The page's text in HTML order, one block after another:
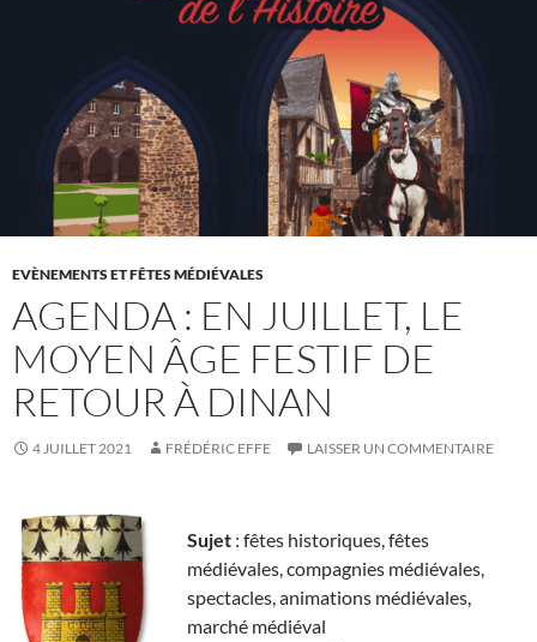
EVÈNEMENTS ET FÊTES MÉDIÉVALES
AGENDA : EN JUILLET, LE
MOYEN ÂGE FESTIF DE
RETOUR À DINAN
4 JUILLET 2021 FRÉDÉRIC EFFE LAISSER UN COMMENTAIRE
Sujet : fêtes historiques, fêtes
médiévales, compagnies médiévales,
spectacles, animations médiévales,
marché médiéval